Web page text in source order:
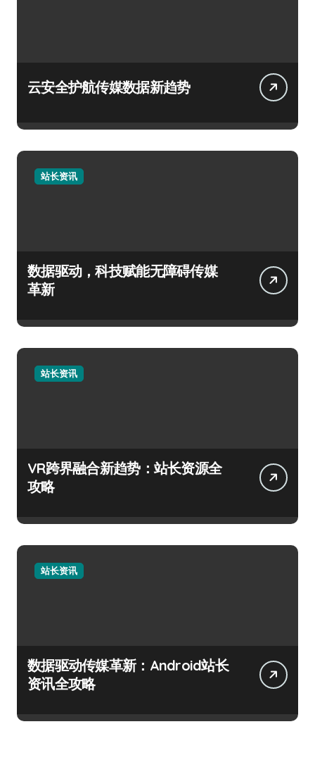
云安全护航传媒数据新趋势
站长资讯
数据驱动，科技赋能无障碍传媒
革新
站长资讯
VR跨界融合新趋势：站长资源全
攻略
站长资讯
数据驱动传媒革新：Android站长
资讯全攻略